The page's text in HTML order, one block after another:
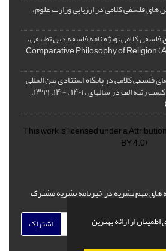
از ارائه بهترین
فلسفی کلامی در ارزیابی وزارت علوم،
کلامی، ویژه نامه فلسفه دین تطبیقی،
کلامی در پایگاه استنادی بین المللی
اسکوپوس ( SCOPUS) و کسب رتبه الف در سالهای ، ۱۴۰۱ ، ۱۴۰۰، ۱۳۹۹،
This work is licensed under a
BY 4.0)
های مهم نشریه در خبرنامه نشریه مشترک
اشتراک